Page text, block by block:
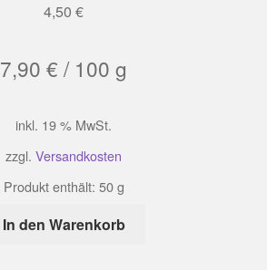
4,50 €
7,90 € / 100 g
inkl. 19 % MwSt.
zzgl. Versandkosten
Produkt enthält: 50g
In den Warenkorb